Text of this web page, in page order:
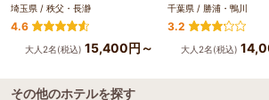
埼玉県 / 秩父・長瀞
4.6
大人2名(税込) 15,400円～
千葉県 / 勝浦・鴨川
3.2
大人2名(税込)
その他のホテルを探す